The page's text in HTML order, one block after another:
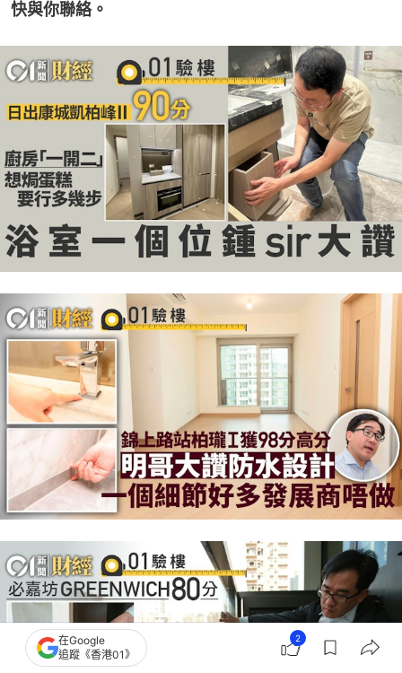
快與你聯絡。
在Google
追蹤《香港01》
2